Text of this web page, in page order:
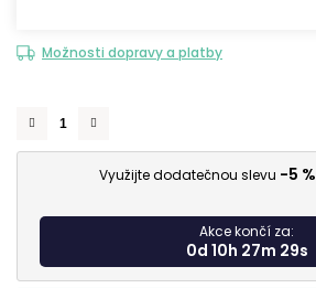
Možnosti dopravy a platby
Využijte dodatečnou slevu -5 %
Akce končí za:
0d 10h 27m 28s